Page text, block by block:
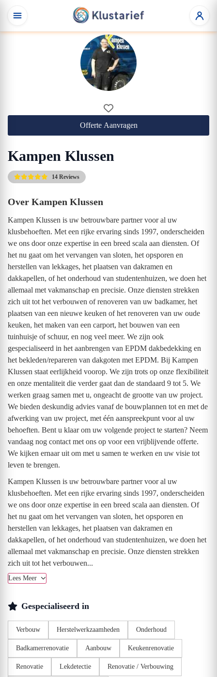
Offerte Aanvragen
Kampen Klussen
14 Reviews
Over Kampen Klussen
Kampen Klussen is uw betrouwbare partner voor al uw
klusbehoeften. Met een rijke ervaring sinds 1997, onderscheiden
we ons door onze expertise in een breed scala aan diensten. Of
het nu gaat om het vervangen van sloten, het opsporen en
herstellen van lekkages, het plaatsen van dakramen en
dakkapellen, of het onderhoud van studentenhuizen, we doen het
allemaal met vakmanschap en precisie. Onze diensten strekken
zich uit tot het verbouwen of renoveren van uw badkamer, het
plaatsen van een nieuwe keuken of het renoveren van uw oude
keuken, het maken van een carport, het bouwen van een
tuinhuisje of schuur, en nog veel meer. We zijn ook
gespecialiseerd in het aanbrengen van EPDM dakbedekking en
het bekleden/repareren van dakgoten met EPDM. Bij Kampen
Klussen staat eerlijkheid voorop. We zijn trots op onze flexibiliteit
en onze mentaliteit die verder gaat dan de standaard 9 tot 5. We
werken graag samen met u, ongeacht de grootte van uw project.
We bieden deskundig advies vanaf de bouwplannen tot en met de
afwerking van uw project, met één aanspreekpunt voor al uw
behoeften. Bent u klaar om uw volgende project te starten? Neem
vandaag nog contact met ons op voor een vrijblijvende offerte.
We kijken ernaar uit om met u samen te werken en uw visie tot
leven te brengen.
Kampen Klussen is uw betrouwbare partner voor al uw
klusbehoeften. Met een rijke ervaring sinds 1997, onderscheiden
we ons door onze expertise in een breed scala aan diensten. Of
het nu gaat om het vervangen van sloten, het opsporen en
herstellen van lekkages, het plaatsen van dakramen en
dakkapellen, of het onderhoud van studentenhuizen, we doen het
allemaal met vakmanschap en precisie. Onze diensten strekken
zich uit tot het verbouwen...
Lees Meer
Gespecialiseerd in
Verbouw Herstelwerkzaamheden Onderhoud
Badkamerrenovatie Aanbouw Keukenrenovatie
Renovatie Lekdetectie Renovatie / Verbouwing